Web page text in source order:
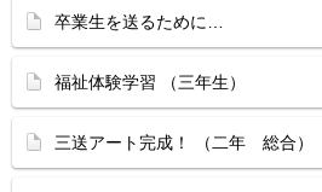
卒業生を送るために…
福祉体験学習 （三年生）
三送アート完成！ （二年 総合）